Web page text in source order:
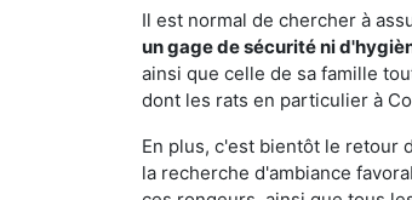
Il est normal de chercher à
un gage de sécurité ni
ainsi que celle de sa famille
dont les rats en particulier à
En plus, c'est bientôt le retour
la recherche d'ambiance